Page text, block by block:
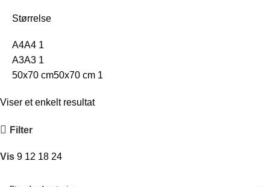
Størrelse
A4A4 1
A3A3 1
50x70 cm50x70 cm 1
Viser et enkelt resultat
Filter
Vis 9 12 18 24